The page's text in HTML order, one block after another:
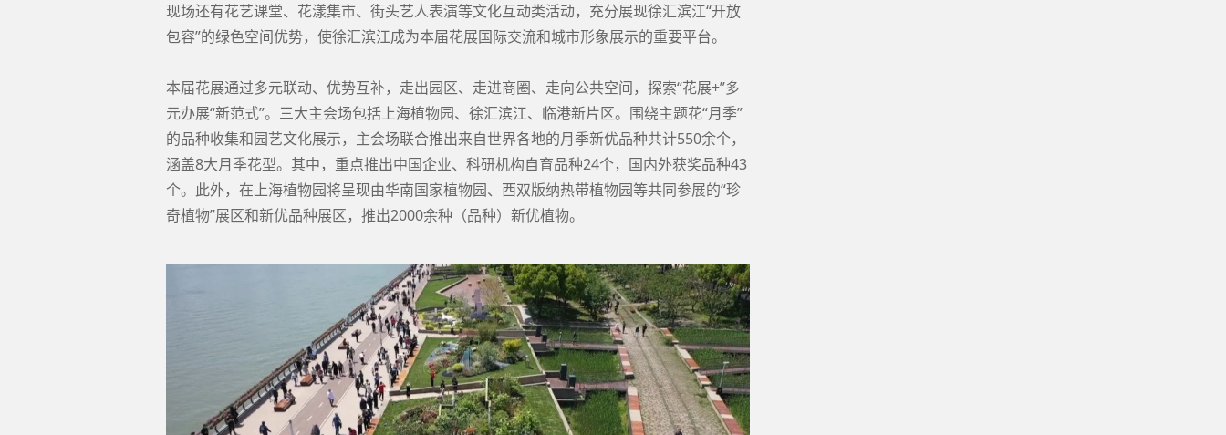
现场还有花艺课堂、花漾集市、街头艺人表演等文化互动类活动，充分展现徐汇滨江“开放
包容”的绿色空间优势，使徐汇滨江成为本届花展国际交流和城市形象展示的重要平台。
本届花展通过多元联动、优势互补，走出园区、走进商圈、走向公共空间，探索“花展+”多
元办展“新范式”。三大主会场包括上海植物园、徐汇滨江、临港新片区。围绕主题花“月季”
的品种收集和园艺文化展示，主会场联合推出来自世界各地的月季新优品种共计550余个，
涵盖8大月季花型。其中，重点推出中国企业、科研机构自育品种24个，国内外获奖品种43
个。此外，在上海植物园将呈现由华南国家植物园、西双版纳热带植物园等共同参展的“珍
奇植物”展区和新优品种展区，推出2000余种（品种）新优植物。